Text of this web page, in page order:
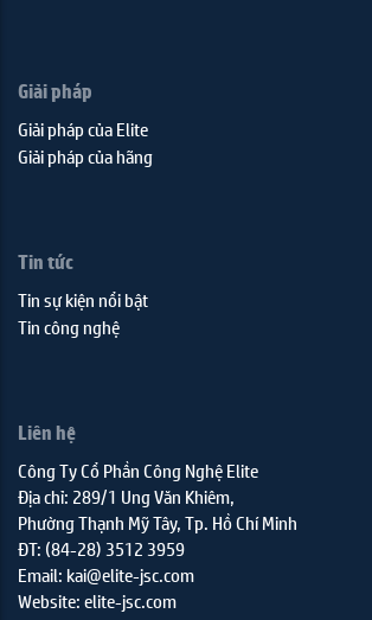
Giải pháp
Giải pháp của Elite
Giải pháp của hãng
Tin tức
Tin sự kiện nổi bật
Tin công nghệ
Liên hệ
Công Ty Cổ Phần Công Nghệ Elite
Địa chỉ: 289/1 Ung Văn Khiêm,
Phường Thạnh Mỹ Tây, Tp. Hồ Chí Minh
ĐT: (84-28) 3512 3959
Email: kai@elite-jsc.com
Website: elite-jsc.com